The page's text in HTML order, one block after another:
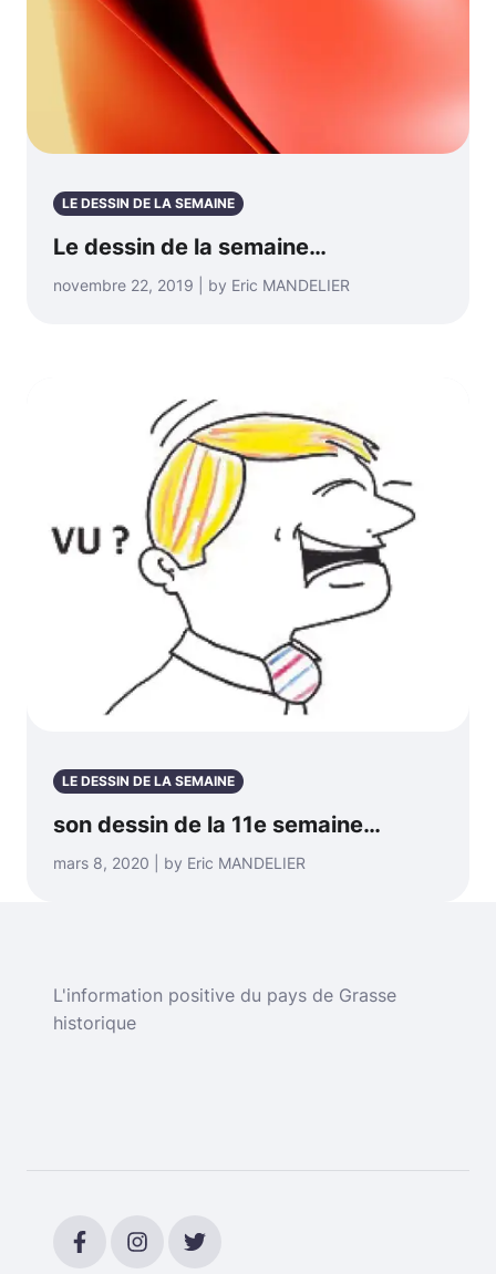
LE DESSIN DE LA SEMAINE
Le dessin de la semaine…
novembre 22, 2019 | by Eric MANDELIER
LE DESSIN DE LA SEMAINE
son dessin de la 11e semaine…
mars 8, 2020 | by Eric MANDELIER
L'information positive du pays de Grasse
historique